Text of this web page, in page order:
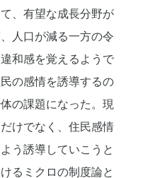
、有望な成長分野が
人口が減る一方の令
和感を覚えるようで
の感情を誘導するの
の課題になった。現
けでなく、住民感情
う誘導していこうと
るミクロの制度論と